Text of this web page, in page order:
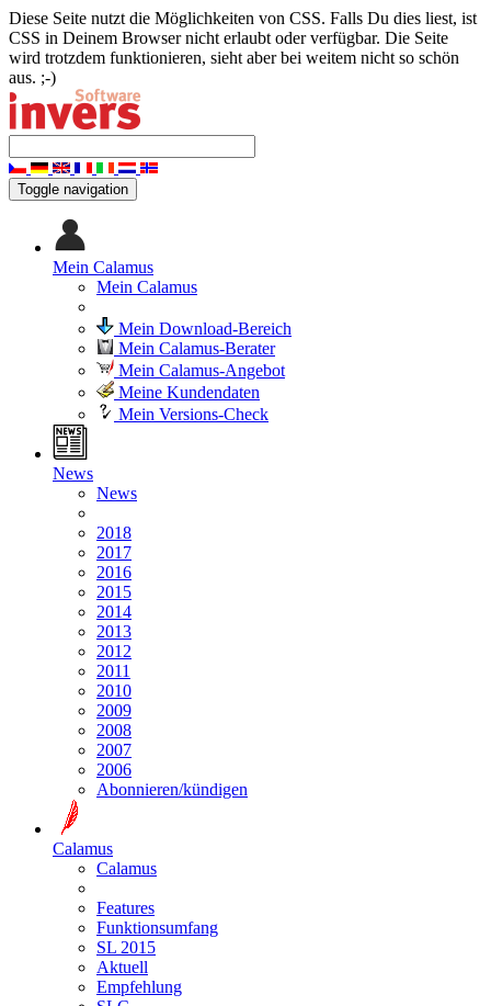
Diese Seite nutzt die Möglichkeiten von CSS. Falls Du dies liest, ist
CSS in Deinem Browser nicht erlaubt oder verfügbar. Die Seite
wird trotzdem funktionieren, sieht aber bei weitem nicht so schön
aus. ;-)
Toggle navigation
Mein Calamus
Mein Calamus
Mein Download-Bereich
Mein Calamus-Berater
Mein Calamus-Angebot
Meine Kundendaten
Mein Versions-Check
News
News
2018
2017
2016
2015
2014
2013
2012
2011
2010
2009
2008
2007
2006
Abonnieren/kündigen
Calamus
Calamus
Features
Funktionsumfang
SL 2015
Aktuell
Empfehlung